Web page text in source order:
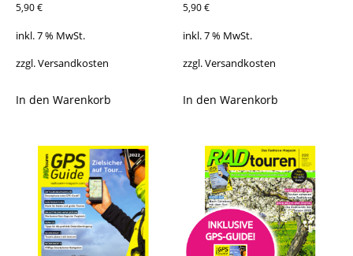
5,90€
inkl. 7 % MwSt.
zzgl.Versandkosten
In den Warenkorb
5,90€
inkl. 7 % MwSt.
zzgl.Versandkosten
In den Warenkorb